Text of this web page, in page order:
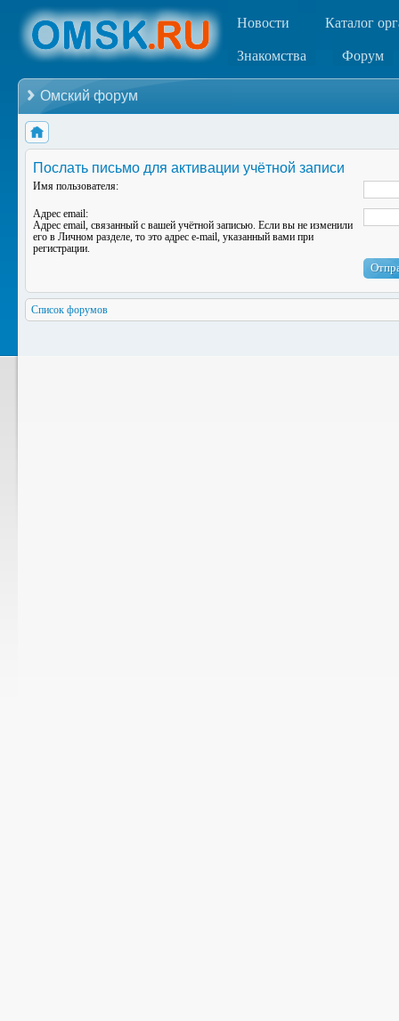
Новости Каталог
Знакомства Форум
Омский форум
Послать письмо для активации учётной записи
Имя пользователя:
Адрес email:
Адрес email, связанный с вашей учётной записью. Если вы не изменили
его в Личном разделе, то это адрес e-mail, указанный вами при
регистрации.
Список форумов